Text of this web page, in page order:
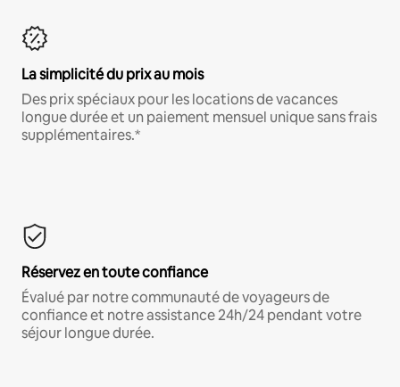
La simplicité du prix au mois
Des prix spéciaux pour les locations de vacances
longue durée et un paiement mensuel unique sans frais
supplémentaires.*
Réservez en toute confiance
Évalué par notre communauté de voyageurs de
confiance et notre assistance 24h/24 pendant votre
séjour longue durée.